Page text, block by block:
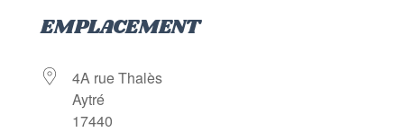
EMPLACEMENT
4A rue Thalès
Aytré
17440